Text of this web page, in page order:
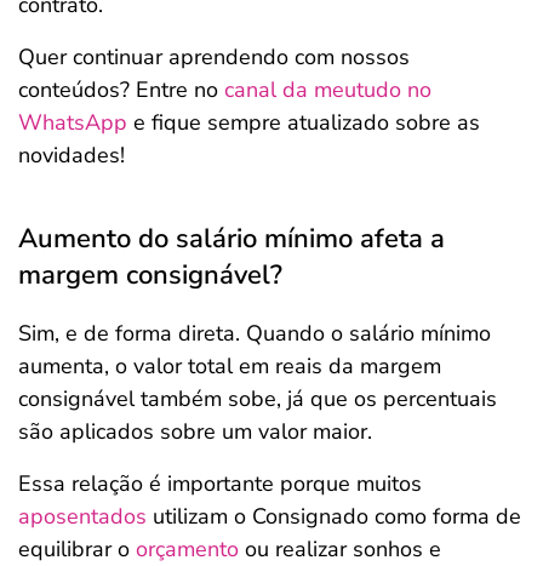
Quer continuar aprendendo com nossos
conteúdos? Entre no canal da meutudo no
WhatsApp e fique sempre atualizado sobre as
novidades!
Aumento do salário mínimo afeta a
margem consignável?
Sim, e de forma direta. Quando o salário mínimo
aumenta, o valor total em reais da margem
consignável também sobe, já que os percentuais
são aplicados sobre um valor maior.
Essa relação é importante porque muitos
aposentados utilizam o Consignado como forma de
equilibrar o orçamento ou realizar sonhos e